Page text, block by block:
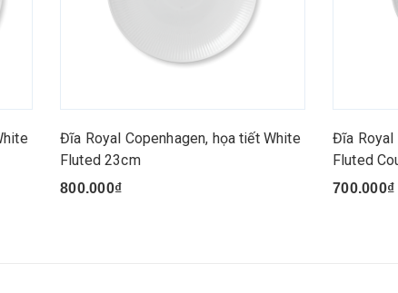
Đĩa Royal Copenhagen, họa tiết White
Fluted 23cm
800.000₫
Đĩa Royal
Fluted
700.000₫